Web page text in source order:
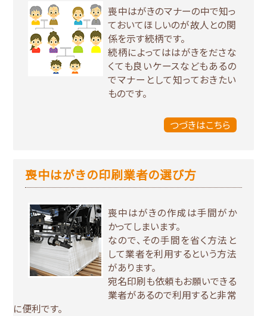
喪中はがきのマナーの中で知っ
ておいてほしいのが故人との関
係を示す続柄です。
続柄によってははがきをださな
くても良いケースなどもあるの
でマナーとして知っておきたい
ものです。
つづきはこちら
喪中はがきの印刷業者の選び方
喪中はがきの作成は手間がか
かってしまいます。
なので、その手間を省く方法と
して業者を利用するという方法
があります。
宛名印刷も依頼もお願いできる
業者があるので利用すると非常
に便利です。